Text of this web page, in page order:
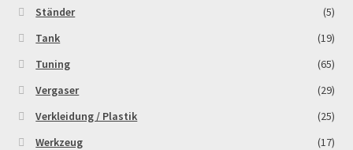
Ständer
(5)
Tank
(19)
Tuning
(65)
Vergaser
(29)
Verkleidung / Plastik
(25)
Werkzeug
(17)